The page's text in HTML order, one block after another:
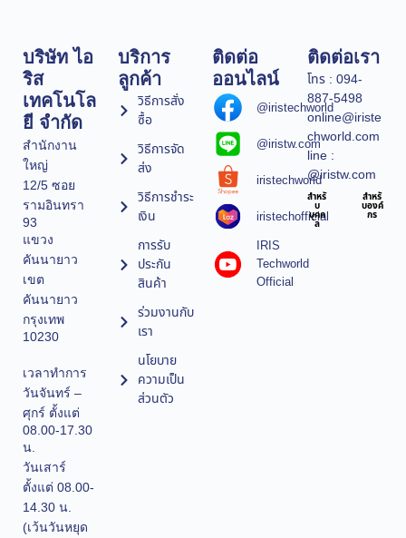
บริษัท ไอ
ริส
เทคโนโล
ยี จำกัด
สำนักงาน
ใหญ่
12/5 ซอย
รามอินทรา
93
แขวง
คันนายาว
เขต
คันนายาว
กรุงเทพ
10230
เวลาทำการ
วันจันทร์ –
ศุกร์ ตั้งแต่
08.00-17.30
น.
วันเสาร์
ตั้งแต่ 08.00-
14.30 น.
(เว้นวันหยุด
บริการ
ลูกค้า
วิธีการสั่ง
ซื้อ
วิธีการจัด
ส่ง
วิธีการชำระ
เงิน
การรับ
ประกัน
สินค้า
ร่วมงานกับ
เรา
นโยบาย
ความเป็น
ส่วนตัว
ติดต่อ
ออนไลน์
@iristechworld
@iristw.com
iristechworld
iristechofficial
IRIS
Techworld
Official
ติดต่อเรา
โทร : 094-
887-5498
online@iriste
chworld.com
line :
@iristw.com
สำหรั
บ
บุคค
ล
สำหรั
บองค์
กร